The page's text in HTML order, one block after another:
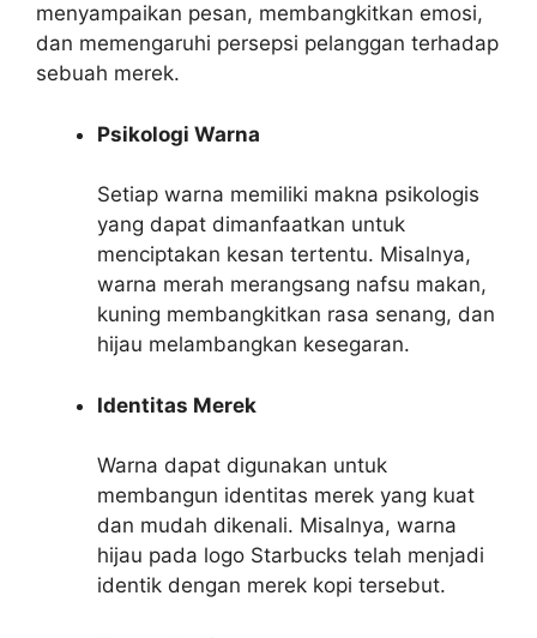
menyampaikan pesan, membangkitkan emosi,
dan memengaruhi persepsi pelanggan terhadap
sebuah merek.
Psikologi Warna
Setiap warna memiliki makna psikologis
yang dapat dimanfaatkan untuk
menciptakan kesan tertentu. Misalnya,
warna merah merangsang nafsu makan,
kuning membangkitkan rasa senang, dan
hijau melambangkan kesegaran.
Identitas Merek
Warna dapat digunakan untuk
membangun identitas merek yang kuat
dan mudah dikenali. Misalnya, warna
hijau pada logo Starbucks telah menjadi
identik dengan merek kopi tersebut.